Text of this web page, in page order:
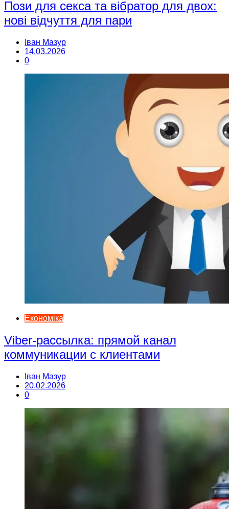
Пози для секса та вібратор для двох:
нові відчуття для пари
Іван Мазур
14.03.2026
0
Економіка
Viber-рассылка: прямой канал
коммуникации с клиентами
Іван Мазур
20.02.2026
0